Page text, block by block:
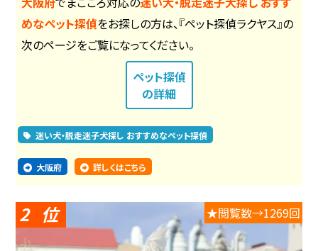
めなペット探偵をお探しの方は、『ペット探偵ラクヤス』の
次のページをご覧になってください。
ペット探偵
の詳細
迷い犬・脱走迷子犬探し おすすめなペット探偵
大阪府 詳しくはこちら
2 ★閲覧数→1269回